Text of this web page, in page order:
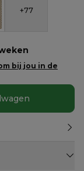
White
- Althea Chalk
Cosytica - Althea
+77
bij jou in de